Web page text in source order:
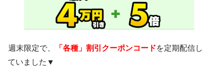
週末限定で、 「各種」割引クーポンコードを定期配信し
ていました▼